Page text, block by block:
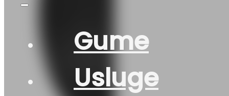
Gume
Usluge